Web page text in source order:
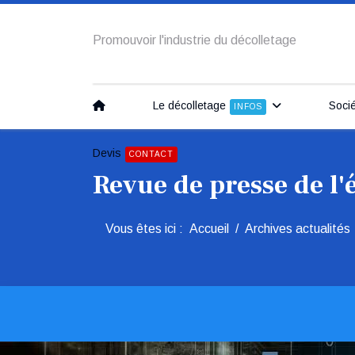
Promouvoir l'industrie du décolletage
Le décolletage INFOS
Devis CONTACT
Revue de presse de
Vous êtes ici : Accueil Archives actualités